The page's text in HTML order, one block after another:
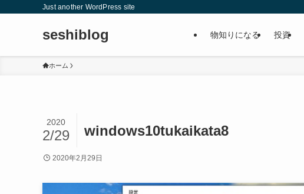
Just another WordPress site
seshiblog 物知りになる 投資
ホーム
windows10tukaikata8
2020
2/29
2020年2月29日